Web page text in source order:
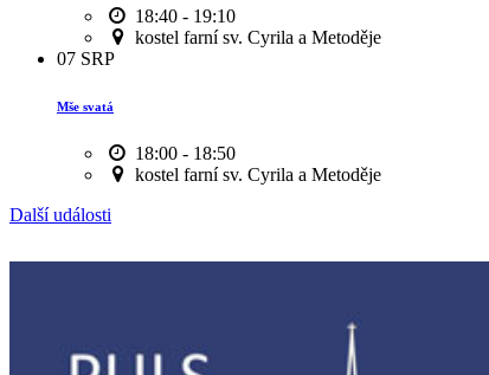
18:40 - 19:10
kostel farní sv. Cyrila a Metoděje
07 SRP
Mše svatá
18:00 - 18:50
kostel farní sv. Cyrila a Metoděje
Další události